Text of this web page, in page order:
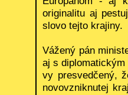
originalitu aj
slovo tejto krajiny.
Vážený pán
aj s
vy presvedčený,
novovzniknutej